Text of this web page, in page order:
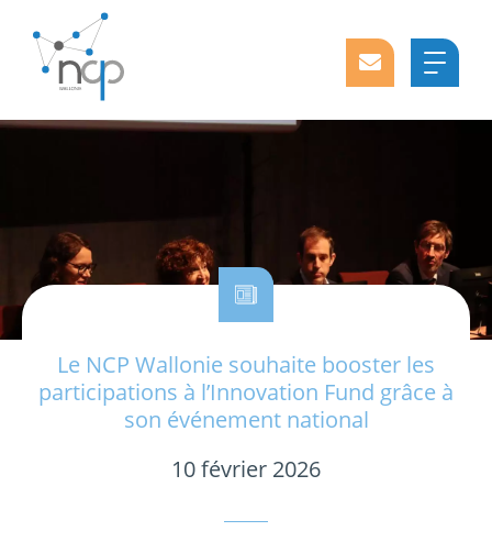
Le NCP Wallonie souhaite booster les
participations à l’Innovation Fund grâce à
son événement national
10 février 2026